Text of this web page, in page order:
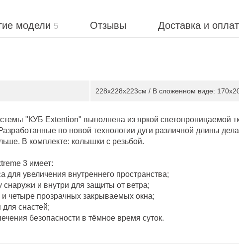
модели 5 Отзывы Доставка и
228x228x223см / В сложенном виде:
"КУБ Extention" выполнена из яркой светопроницаемой
по новой технологии дуги различной длины
В комплекте: колышки с резьбой.
3 имеет:
для увеличения внутреннего пространства;
и внутри для защиты от ветра;
четыре прозрачных закрываемых окна;
снастей;
безопасности в тёмное время суток.